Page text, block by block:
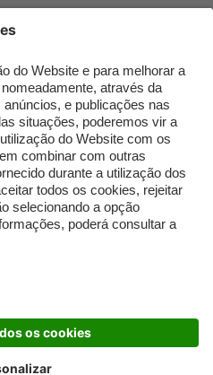
Perfumes árabes
Novidades
Melhores Perfumes
Femininos
TOP 10: Perfumes
Masculinos
Pestanas Postiças
Creme Rosto Homem
Embalagens Sustentáveis